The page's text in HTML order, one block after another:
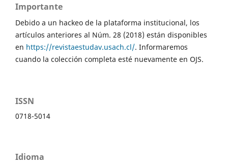
Importante
Debido a un hackeo de la plataforma institucional, los
artículos anteriores al Núm. 28 (2018) están disponibles
en https://revistaestudav.usach.cl/. Informaremos
cuando la colección completa esté nuevamente en OJS.
ISSN
0718-5014
Idioma